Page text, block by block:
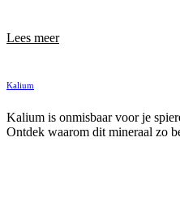
Lees meer
Kalium
Kalium is onmisbaar voor je
Ontdek waarom dit mineraal zo